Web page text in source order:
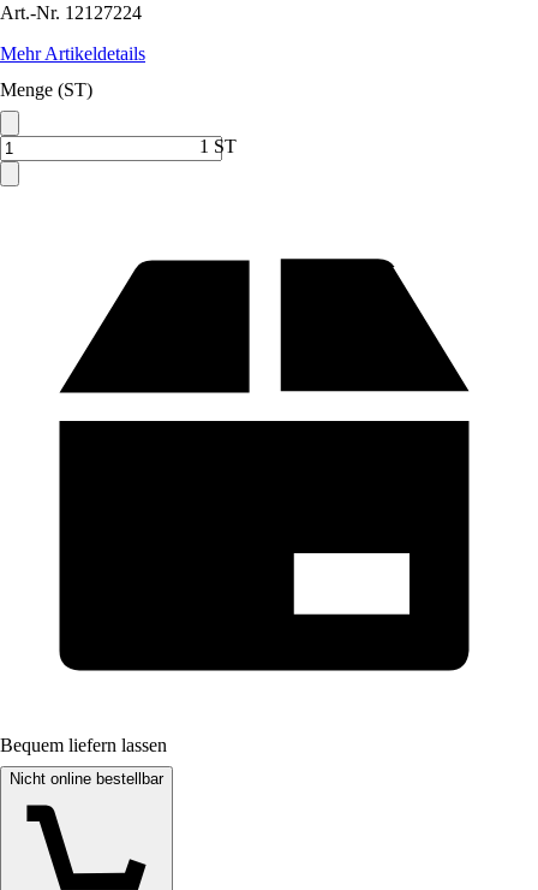
Art.-Nr. 12127224
Mehr Artikeldetails
Menge (ST)
1 ST
Bequem liefern lassen
Nicht online bestellbar